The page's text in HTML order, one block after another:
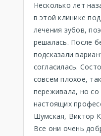
Несколько лет
в этой клинике
лечения зубов,
решалась. После
подсказали
согласилась.
совсем плохое,
переживала, но
настоящих
Шумская, Виктор
Все они очень